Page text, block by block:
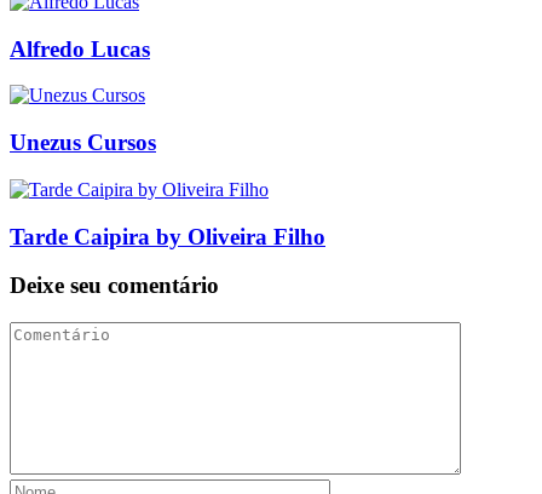
Alfredo Lucas
Unezus Cursos
Tarde Caipira by Oliveira Filho
Deixe seu comentário